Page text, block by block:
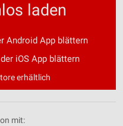
laden
Android App blättern
iOS App blättern
erhältlich
mit: